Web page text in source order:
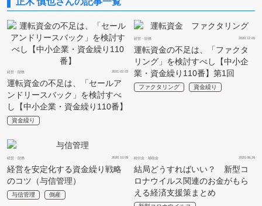
経営・財務 2021.02.03
運転資金の不足は、「セールア
ンドリースバック」を検討すべ
し【中小企業・資金繰り110番】
資金繰り
経営・財務 2020.12.05
運転資金の不足は、「ファクタ
リング」を検討すべし【中小企
業・資金繰り110番】第1回
ファクタリング 資金繰り
経営・財務 2020.10.09
経営を安定化する資金繰り戦略
のコツ（与信管理）
与信管理 倒産
給付金・補助金 2020.08.26
結局どうすればいい？ 新型コ
ロナウイルス関連のお金がもら
える経済支援策まとめ